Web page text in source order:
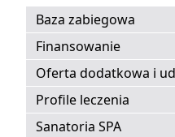
Baza zabiegowa
Finansowanie
Oferta dodatkowa i
Profile leczenia
Sanatoria SPA